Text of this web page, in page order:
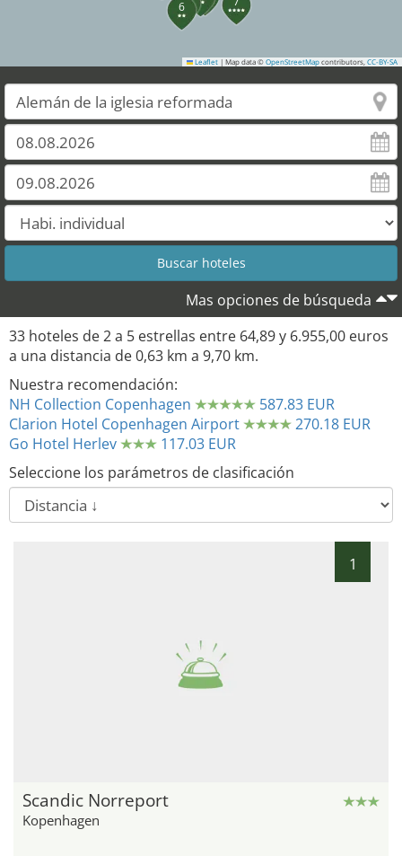
6
28
31
Leaflet | Map data © OpenStreetMap contributors, CC-BY-SA
Mas opciones de búsqueda
33 hoteles de2a 5 estrellas entre 64,89y 6.955,00 euros
a una distancia de0,63 km a 9,70 km.
Nuestra recomendación:
NH Collection Copenhagen
587.83 EUR
Clarion Hotel Copenhagen Airport
270.18 EUR
Go Hotel Herlev
117.03 EUR
Seleccione los parámetros de clasificación
1
Scandic Norreport
Kopenhagen